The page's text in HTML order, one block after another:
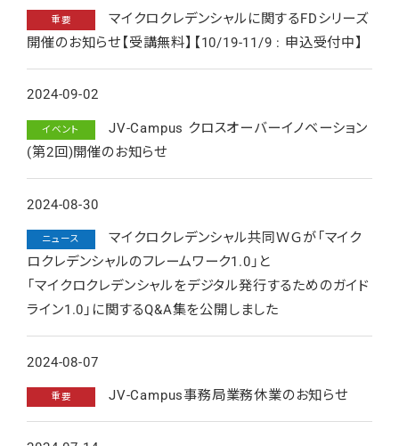
重要
マイクロクレデンシャルに関するFDシリーズ
開催のお知らせ【受講無料】【10/19-11/9 : 申込受付中】
2024-09-02
イベント
JV-Campus クロスオーバーイノベーション
(第2回)開催のお知らせ
2024-08-30
ニュース
マイクロクレデンシャル共同ＷＧが「マイク
ロクレデンシャルのフレームワーク1.0」と
「マイクロクレデンシャルをデジタル発行するためのガイド
ライン1.0」に関するQ&A集を公開しました
2024-08-07
重要 JV-Campus事務局業務休業のお知らせ